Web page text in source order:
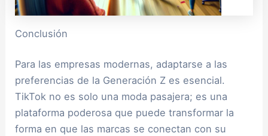
Conclusión
Para las empresas modernas, adaptarse a las
preferencias de la Generación Z es esencial.
TikTok no es solo una moda pasajera; es una
plataforma poderosa que puede transformar la
forma en que las marcas se conectan con su